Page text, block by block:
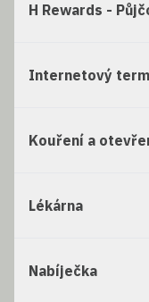
H Rewards -
Internetový
Kouření a
Lékárna
Nabíječka